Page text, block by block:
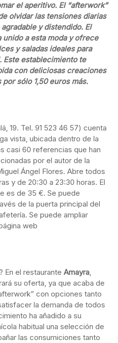
el aperitivo. El “afterwork”
olvidar las tensiones diarias
y distendido. El
unido a esta moda y ofrece
y saladas ideales para
Este establecimiento te
con deliciosas creaciones
sólo 1,50 euros más.
19. Tel. 91 523 46 57) cuenta
vista, ubicada dentro de la
casi 60 referencias que han
por el autor de la
Ángel Flores. Abre todos
y de 20:30 a 23:30 horas. El
es de 35 €. Se puede
de la puerta principal del
Se puede ampliar
web
En el restaurante Amayra,
su oferta, ya que acaba de
con opciones tanto
la demanda de todos
ha añadido a su
habitual una selección de
las consumiciones tanto